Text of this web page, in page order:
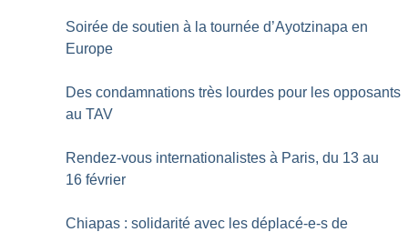
Soirée de soutien à la tournée d’Ayotzinapa en
Europe
Des condamnations très lourdes pour les opposants
au TAV
Rendez-vous internationalistes à Paris, du 13 au
16 février
Chiapas : solidarité avec les déplacé-e-s de